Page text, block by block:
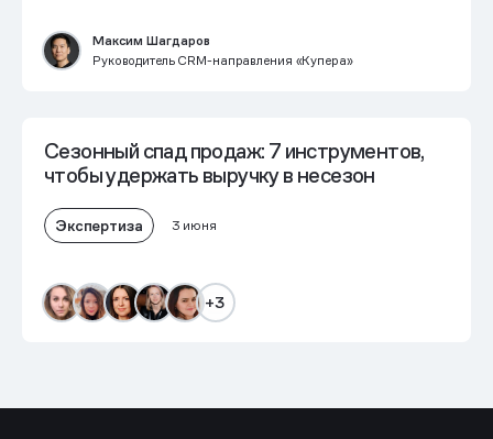
Максим Шагдаров
Руководитель CRM-направления «Купера»
Сезонный спад продаж: 7 инструментов,
чтобы удержать выручку в несезон
Экспертиза 3 июня
+3